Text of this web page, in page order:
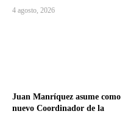
4 agosto, 2026
Juan Manríquez asume como
nuevo Coordinador de la